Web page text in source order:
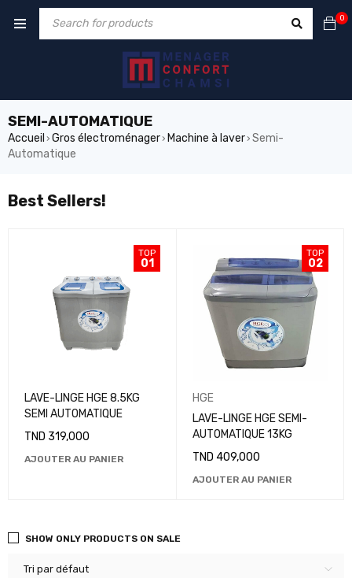
0
SEMI-AUTOMATIQUE
Accueil › Gros électroménager› Machine à laver› Semi-
Automatique
Best Sellers!
TOP
01
LAVE-LINGE HGE 8.5KG
SEMI AUTOMATIQUE
TND 319,000
AJOUTER AU PANIER
TOP
02
HGE
LAVE-LINGE HGE SEMI-
AUTOMATIQUE 13KG
TND 409,000
AJOUTER AU PANIER
Tri par défaut
SHOW ONLY PRODUCTS ON SALE